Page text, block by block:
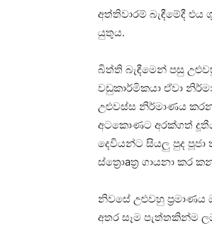
අත්තිවාරම් බැඳීමේදී
යුතුය.
බිත්ති බැඳීමෙන් පසු
වඩුකාර්මිකයා ඒවා
උළුවස්‌ස නිර්මාණය කරන
අටකොණට අරක්‌ගත්
දෙවියන්ට සියලු පුද
ස්‌ත්‍රොaත්‍ර ගායනා කර
නිවසේ උළුවහු ප්‍රමාණය
අතර සෑම පැත්තකින්ම